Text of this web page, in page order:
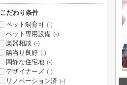
こだわり条件
ペット飼育可 (-)
ペット専用設備 (-)
楽器相談 (-)
陽当り良好 (-)
閑静な住宅地 (-)
デザイナーズ (-)
リノベーション済 (-)